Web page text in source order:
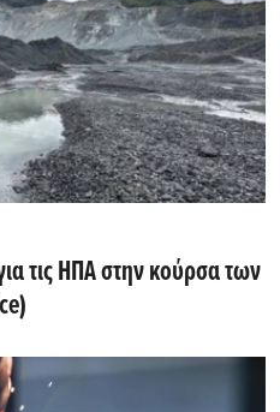
τις ΗΠΑ στην κούρσα των